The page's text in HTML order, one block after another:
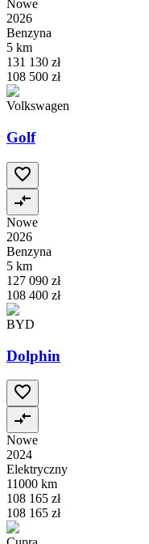
Nowe
2026
Benzyna
5 km
131 130 zł
108 500 zł
Volkswagen
Golf
Nowe
2026
Benzyna
5 km
127 090 zł
108 400 zł
BYD
Dolphin
Nowe
2024
Elektryczny
11000 km
108 165 zł
108 165 zł